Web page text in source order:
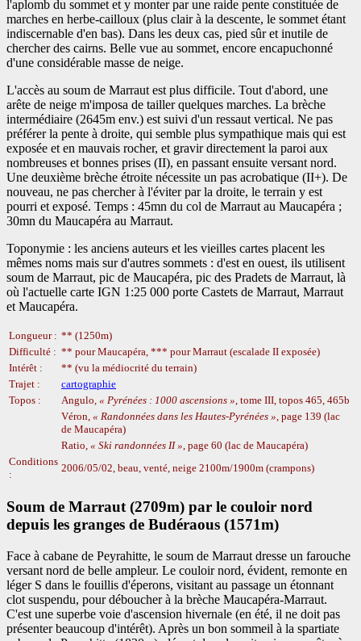
l'aplomb du sommet et y monter par une raide pente constituée de
marches en herbe-cailloux (plus clair à la descente, le sommet étant
indiscernable d'en bas). Dans les deux cas, pied sûr et inutile de
chercher des cairns. Belle vue au sommet, encore encapuchonné
d'une considérable masse de neige.
L'accès au soum de Marraut est plus difficile. Tout d'abord, une
arête de neige m'imposa de tailler quelques marches. La brèche
intermédiaire (2645m env.) est suivi d'un ressaut vertical. Ne pas
préférer la pente à droite, qui semble plus sympathique mais qui est
exposée et en mauvais rocher, et gravir directement la paroi aux
nombreuses et bonnes prises (II), en passant ensuite versant nord.
Une deuxième brèche étroite nécessite un pas acrobatique (II+). De
nouveau, ne pas chercher à l'éviter par la droite, le terrain y est
pourri et exposé. Temps : 45mn du col de Marraut au Maucapéra ;
30mn du Maucapéra au Marraut.
Toponymie : les anciens auteurs et les vieilles cartes placent les
mêmes noms mais sur d'autres sommets : d'est en ouest, ils utilisent
soum de Marraut, pic de Maucapéra, pic des Pradets de Marraut, là
où l'actuelle carte IGN 1:25 000 porte Castets de Marraut, Marraut
et Maucapéra.
Longueur : ** (1250m)
Difficulté : ** pour Maucapéra, *** pour Marraut (escalade II exposée)
Intérêt :
** (vu la médiocrité du terrain)
Trajet :
cartographie
Topos :
Angulo, Pyrénées : 1000 ascensions
, tome III, topos 465, 465b
Véron,
Randonnées dans les Hautes-Pyrénées
, page 139 (lac
de Maucapéra)
Ratio,
Ski randonnées II
, page 60 (lac de Maucapéra)
Conditions
:
2006/05/02, beau, venté, neige 2100m/1900m (crampons)
Soum de Marraut (2709m) par le couloir nord
depuis les granges de Budéraous (1571m)
Face à cabane de Peyrahitte, le soum de Marraut dresse un farouche
versant nord de belle ampleur. Le couloir nord, évident, remonte en
léger S dans le fouillis d'éperons, visitant au passage un étonnant
clot suspendu, pour déboucher à la brèche Maucapéra-Marraut.
C'est une superbe voie d'ascension hivernale (en été, il ne doit pas
présenter beaucoup d'intérêt). Après un bon sommeil à la spartiate